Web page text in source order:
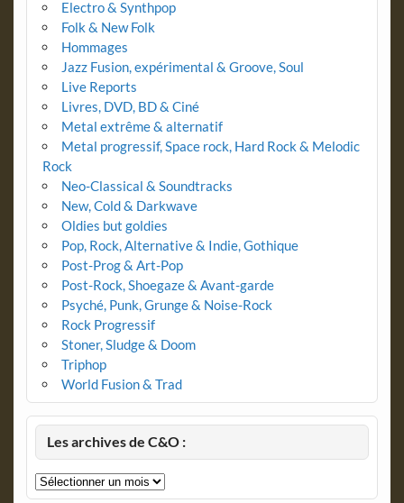
Electro & Synthpop
Folk & New Folk
Hommages
Jazz Fusion, expérimental & Groove, Soul
Live Reports
Livres, DVD, BD & Ciné
Metal extrême & alternatif
Metal progressif, Space rock, Hard Rock & Melodic
Rock
Neo-Classical & Soundtracks
New, Cold & Darkwave
Oldies but goldies
Pop, Rock, Alternative & Indie, Gothique
Post-Prog & Art-Pop
Post-Rock, Shoegaze & Avant-garde
Psyché, Punk, Grunge & Noise-Rock
Rock Progressif
Stoner, Sludge & Doom
Triphop
World Fusion & Trad
Les archives de C&O :
Les
archives